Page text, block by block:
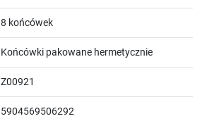
8 końcówek
Końcówki pakowane hermetycznie
Z00921
5904569506292